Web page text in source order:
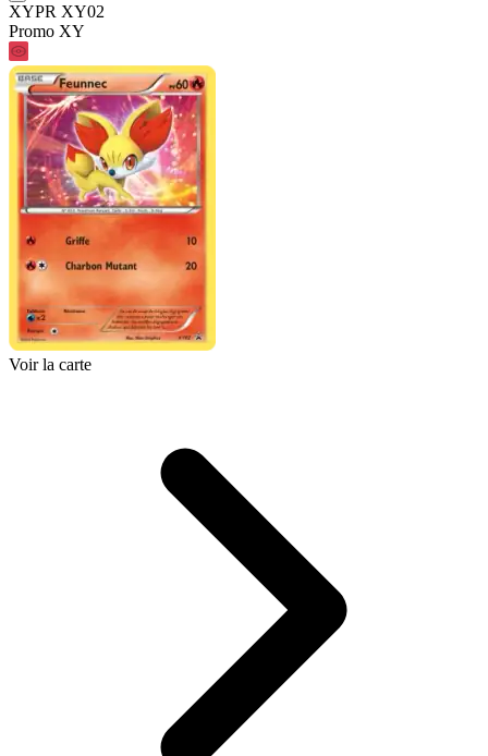
XYPR XY02
Promo XY
Voir la carte